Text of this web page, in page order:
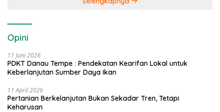
Opini
11 Juni 2026
PDKT Danau Tempe : Pendekatan Kearifan Lokal untuk
Keberlanjutan Sumber Daya Ikan
11 April 2026
Pertanian Berkelanjutan Bukan Sekadar Tren, Tetapi
Keharusan